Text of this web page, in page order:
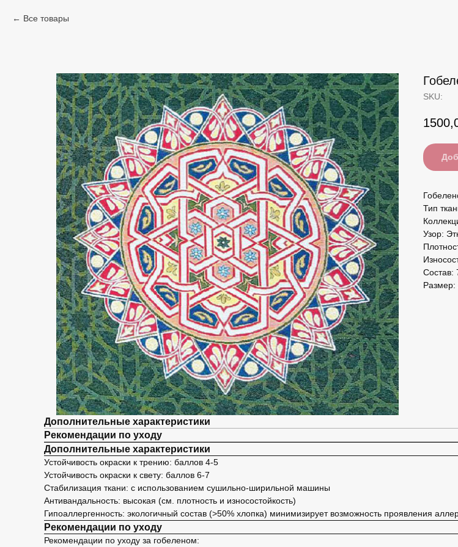
Все товары
SKU:
Тип
Узор:
Состав:
Размер:
Дополнительные характеристики
Рекомендации по уходу
Дополнительные характеристики
Устойчивость окраски к трению: баллов 4-5
Устойчивость окраски к свету: баллов 6-7
Стабилизация ткани: с использованием сушильно-ширильной машины
Антивандальность: высокая (см. плотность и износостойкость)
Гипоаллергенность: экологичный состав (>50% хлопка) минимизирует возможность проявления
Рекомендации по уходу
Рекомендации по уходу за гобеленом: